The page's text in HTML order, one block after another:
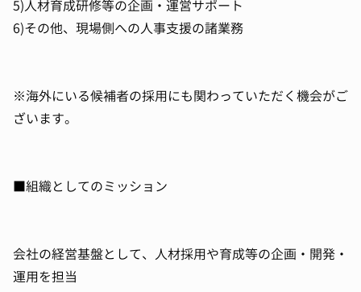
5)人材育成研修等の企画・運営サポート
6)その他、現場側への人事支援の諸業務
※海外にいる候補者の採用にも関わっていただく機会がご
ざいます。
■組織としてのミッション
会社の経営基盤として、人材採用や育成等の企画・開発・
運用を担当